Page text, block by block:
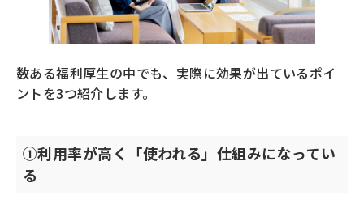
数ある福利厚生の中でも、実際に効果が出ているポイ
ントを3つ紹介します。
①利用率が高く「使われる」仕組みになってい
る